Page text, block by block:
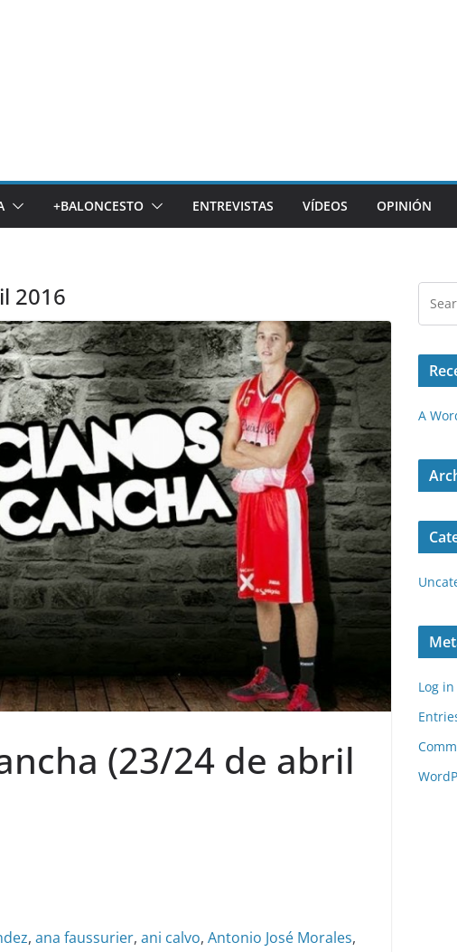
+BALONCESTO ENTREVISTAS VÍDEOS OPINIÓN
2016
(23/24 de abril
, ana faussurier, ani calvo, Antonio José Morales,
A
Log in